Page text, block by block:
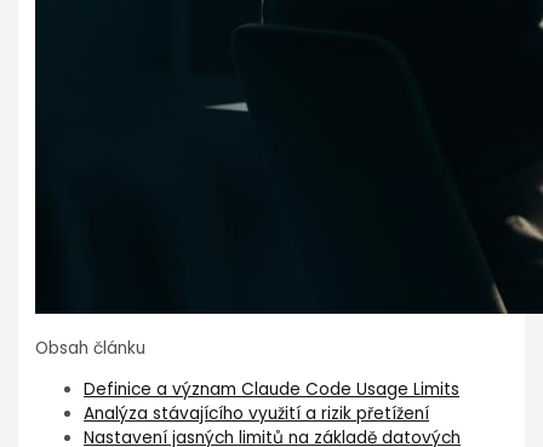
Obsah článku
Definice a význam Claude Code Usage Limits
Analýza stávajícího využití a rizik přetížení
Nastavení jasných ⁤limitů na základě datových